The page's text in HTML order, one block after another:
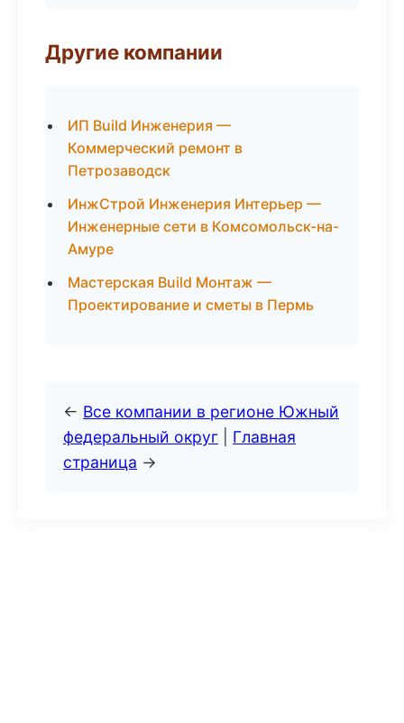
Другие компании
ИП Build Инженерия —
Коммерческий ремонт в
Петрозаводск
ИнжСтрой Инженерия Интерьер —
Инженерные сети в Комсомольск-на-
Амуре
Мастерская Build Монтаж —
Проектирование и сметы в Пермь
← Все компании в регионе Южный
федеральный округ
Главная
страница →